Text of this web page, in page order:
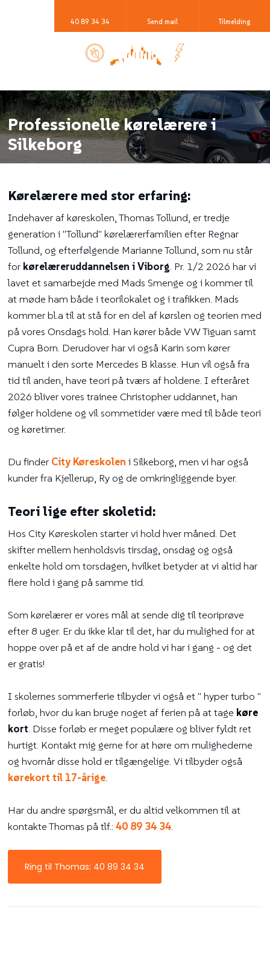
Professionelle kørelærere i
Silkeborg
Kørelærere med stor erfaring:
Indehaver af køreskolen, Thomas Tollund, er tredje
generation i "Tollund" kørelærerfamilien efter Regnar
Tollund, og efterfølgende Marianne Tollund, som nu står
for kørelæreruddannelsen i Viborg​.​ Pr. 1/2 2026 har vi
lavet et samarbejde med Mads Smenge og i kommer til
at møde ham både i teorilokalet og i trafikken. Mads
kommer bl.a til at stå for en del af kørslen og teorien med
på vores Onsdags hold. Han kører både VW Tiguan samt
Cupra Born. Derudover har vi også Karin som kører
manuelt i den sorte Mercedes B klasse. Hun vil også fra
tid til anden, have teori på tværs af holdene. I efteråret
2026 bliver vores trainee Christopher uddannet, han
følger holdene og vil sommetider være med til både teori
og køretimer.
Du finder City Køreskolen i Silkeborg, men vi har også
kunder fra Kjellerup, Ry og de omkringliggende byer.
Teori lige efter skoletid:
Hos City Køreskolen starter vi hold hver måned. Det
skifter mellem henholdsvis tirsdag, onsdag og også
enkelte hold om torsdagen, hvilket betyder at vi altid har
flere hold i gang på samme tid.
​Som kørelærer er vores mål at sende dig til teoriprøve
efter 8 uger. Er du ikke klar til det, har du mulighed for at
hoppe over på et af de andre hold vi har i gang - og det
er gratis!
I skolernes sommerferie tilbyder vi også et " hyper turbo "
forløb, hvor du kan bruge noget af ferien på at tage køre​
kort. Disse forløb er meget populære og bliver fyldt ret
hurtigt. Kontakt mig gerne for at høre om mulighederne
og hvornår disse hold er tilgængelige. Vi tilbyder også
kørekort til 17-årige.
Har du andre spørgsmål, er du altid velkommen til at
kontakte Thomas på tlf.:40 89 34 34.
Ring til Thomas: 40 89 34 34
40 89 34 34 Send mail Tilmelding​